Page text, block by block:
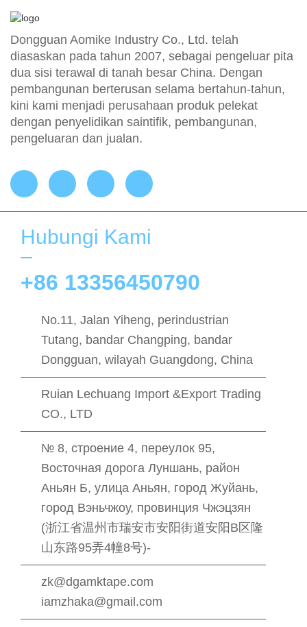
Dongguan Aomike Industry Co., Ltd. telah
diasaskan pada tahun 2007, sebagai pengeluar pita
dua sisi terawal di tanah besar China. Dengan
pembangunan berterusan selama bertahun-tahun,
kini kami menjadi perusahaan produk pelekat
dengan penyelidikan saintifik, pembangunan,
pengeluaran dan jualan.
Hubungi Kami
+86 13356450790
No.11, Jalan Yiheng, perindustrian
Tutang, bandar Changping, bandar
Dongguan, wilayah Guangdong, China
Ruian Lechuang Import &Export Trading
CO., LTD
№ 8, строение 4, переулок 95,
Восточная дорога Луншань, район
Аньян Б, улица Аньян, город Жуйань,
город Вэньчжоу, провинция Чжэцзян
(浙江省温州市瑞安市安阳街道安阳B区隆
山东路95弄4幢8号)-
zk@dgamktape.com
iamzhaka@gmail.com